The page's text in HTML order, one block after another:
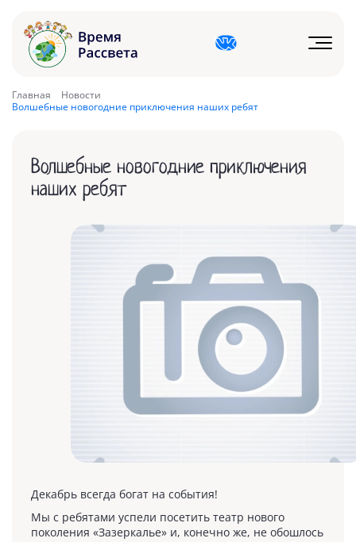
Главная
Новости
Волшебные новогодние приключения наших ребят
Волшебные новогодние приключения
наших ребят
Декабрь всегда богат на события!
Мы с ребятами успели посетить театр нового
поколения «Зазеркалье» и, конечно же, не обошлось